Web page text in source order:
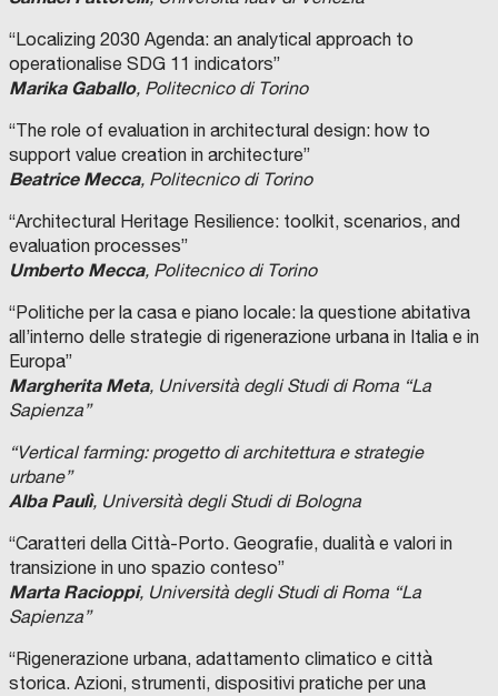
“Localizing 2030 Agenda: an analytical approach to
operationalise SDG 11 indicators”
Marika Gaballo, Politecnico di Torino
“The role of evaluation in architectural design: how to
support value creation in architecture”
Beatrice Mecca, Politecnico di Torino
“Architectural Heritage Resilience: toolkit, scenarios, and
evaluation processes”
Umberto Mecca, Politecnico di Torino
“Politiche per la casa e piano locale: la questione abitativa
all’interno delle strategie di rigenerazione urbana in Italia e in
Europa”
Margherita Meta, Università degli Studi di Roma “La
Sapienza”
“Vertical farming: progetto di architettura e strategie
urbane”
Alba Paulì, Università degli Studi di Bologna
“Caratteri della Città-Porto. Geografie, dualità e valori in
transizione in uno spazio conteso”
Marta Racioppi, Università degli Studi di Roma “La
Sapienza”
“Rigenerazione urbana, adattamento climatico e città
storica. Azioni, strumenti, dispositivi pratiche per una